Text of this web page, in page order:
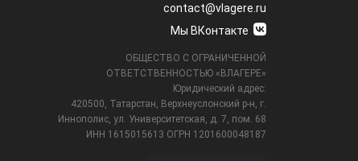
contact@vlagere.ru
Мы ВКонтакте
ОБЩЕСТВО С ОГРАНИЧЕННОЙ
ОТВЕТСТВЕННОСТЬЮ «ВЛАГЕРЕ»
Юридический адрес:
420500, Татарстан, Верхнеуслонский р-н, г.
Иннополис, ул. Университетская,
д. 7, пом. 68
ИНН 1615015613 ОГРН 1201600048187